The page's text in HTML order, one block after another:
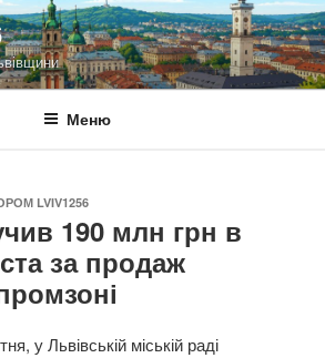
Меню
LVIV1256
190 млн грн в
за продаж
у Львівській міській раді